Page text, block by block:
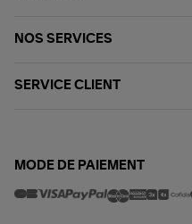
NOS SERVICES
SERVICE CLIENT
MODE DE PAIEMENT